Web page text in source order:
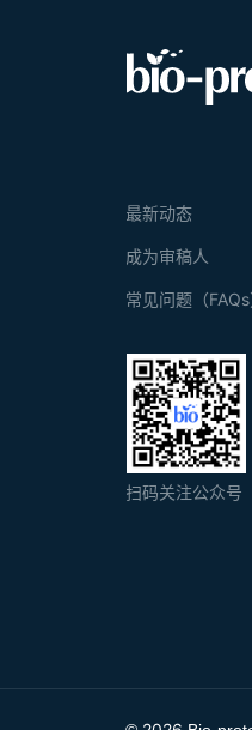
最新动态
成为审稿人
常见问题（FAQs
扫码关注公众号